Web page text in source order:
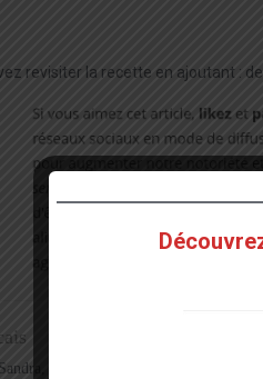
revisiter la recette en ajoutant : de
j’ai 26 ans et j’étudie la